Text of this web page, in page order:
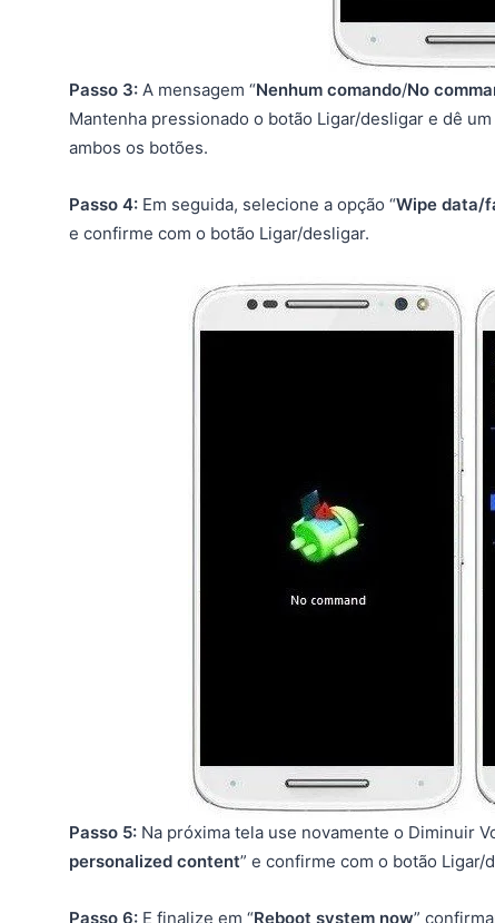
Passo 3: A mensagem “Nenhum comando/No
Mantenha pressionado o botão Ligar/desligar e dê
ambos os botões.
Passo 4: Em seguida, selecione a opção “Wipe data/
e confirme com o botão Ligar/desligar.
Passo 5: Na próxima tela use novamente o Diminuir
personalized content” e confirme com o botão Ligar/
Passo 6: E finalize em “Reboot system now”